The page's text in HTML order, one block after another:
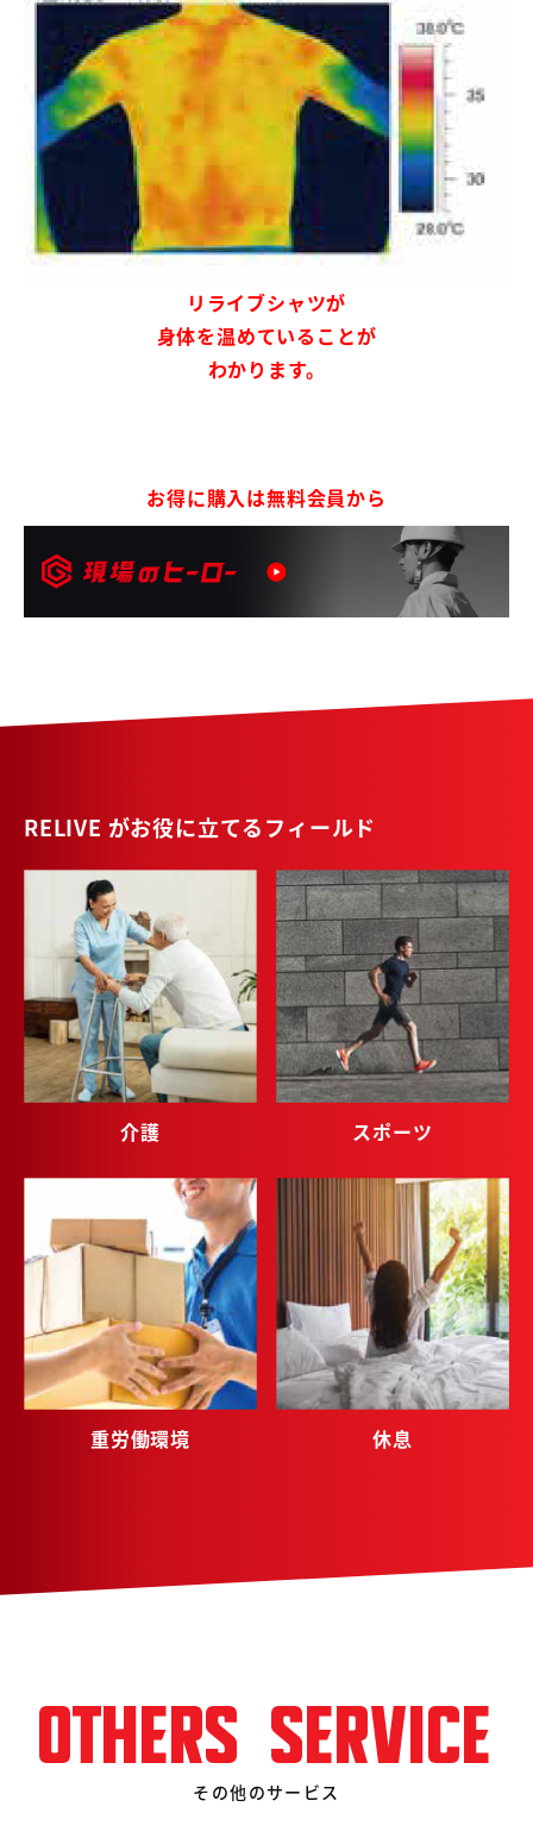
リライブシャツが
身体を温めていることが
わかります。
お得に購入は無料会員から
RELIVE がお役に立てるフィールド
介護 スポーツ
重労働環境 休息
OTHERS SERVICE
その他のサービス